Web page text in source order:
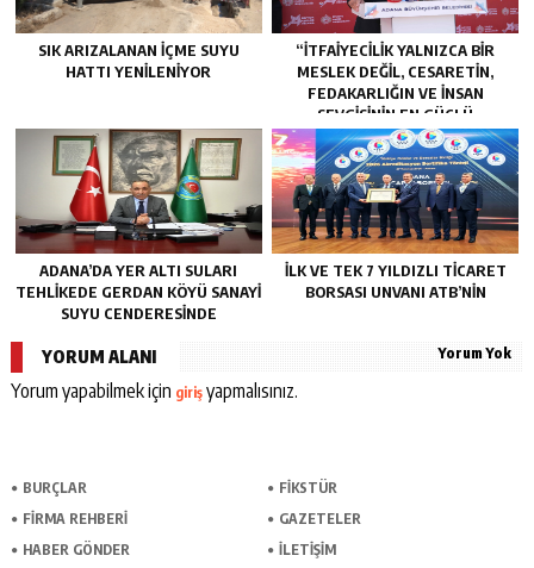
SIK ARIZALANAN IÇME SUYU
HATTI YENILENIYOR
“İTFAIYECILIK YALNIZCA BIR
MESLEK DEĞIL, CESARETIN,
FEDAKARLIĞIN VE INSAN
SEVGISININ EN GÜÇLÜ
TEMSILIDIR.”
ADANA’DA YER ALTI SULARI
TEHLİKEDE GERDAN KÖYÜ SANAYİ
SUYU CENDERESİNDE
İLK VE TEK 7 YILDIZLI TİCARET
BORSASI UNVANI ATB’NİN
YORUM ALANI Yorum Yok
Yorum yapabilmek için girişyapmalısınız.
BURÇLAR
FİKSTÜR
FİRMA REHBERİ
GAZETELER
HABER GÖNDER
İLETİŞİM